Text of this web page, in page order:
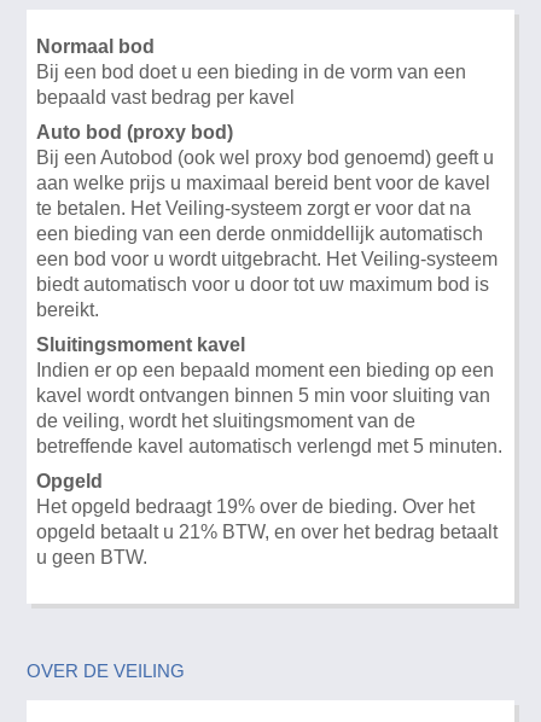
Normaal bod
Bij een bod doet u een bieding in de vorm van een
bepaald vast bedrag per kavel
Auto bod (proxy bod)
Bij een Autobod (ook wel proxy bod genoemd) geeft u
aan welke prijs u maximaal bereid bent voor de kavel
te betalen. Het Veiling-systeem zorgt er voor dat na
een bieding van een derde onmiddellijk automatisch
een bod voor u wordt uitgebracht. Het Veiling-systeem
biedt automatisch voor u door tot uw maximum bod is
bereikt.
Sluitingsmoment kavel
Indien er op een bepaald moment een bieding op een
kavel wordt ontvangen binnen 5 min voor sluiting van
de veiling, wordt het sluitingsmoment van de
betreffende kavel automatisch verlengd met 5 minuten.
Opgeld
Het opgeld bedraagt 19% over de bieding. Over het
opgeld betaalt u 21% BTW, en over het bedrag betaalt
u geen BTW.
OVER DE VEILING